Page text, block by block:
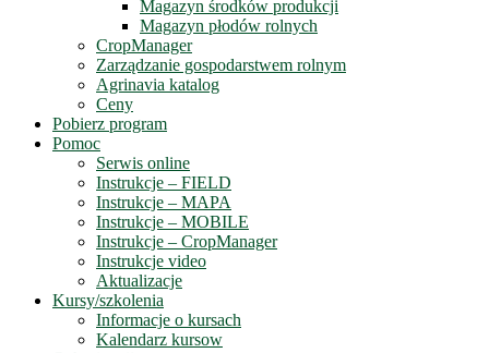
Magazyn środków produkcji
Magazyn płodów rolnych
CropManager
Zarządzanie gospodarstwem rolnym
Agrinavia katalog
Ceny
Pobierz program
Pomoc
Serwis online
Instrukcje – FIELD
Instrukcje – MAPA
Instrukcje – MOBILE
Instrukcje – CropManager
Instrukcje video
Aktualizacje
Kursy/szkolenia
Informacje o kursach
Kalendarz kursow